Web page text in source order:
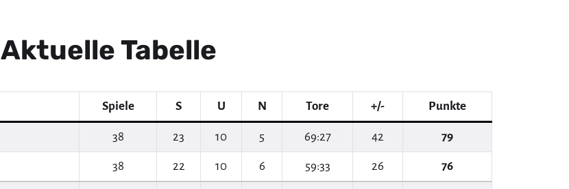
Aktuelle Tabelle
Spiele S U N Tore +/- Punkte
38 23 10 5 69:27 42 79
38 22 10 6 59:33 26 76